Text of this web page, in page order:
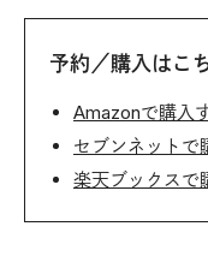
予約／購入はこ
Amazonで購入
セブンネットで
楽天ブックスで